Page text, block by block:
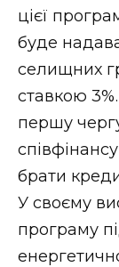
цієї
буде
селищних
ставкою
першу
брати
У своєму
програму